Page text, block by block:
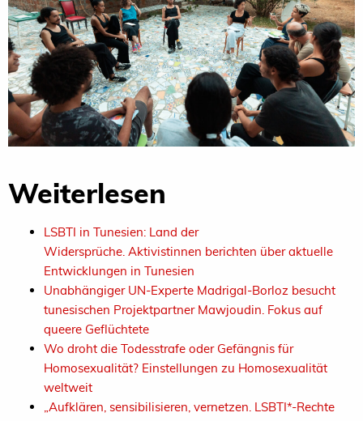
Weiterlesen
LSBTI in Tunesien: Land der
Widersprüche. Aktivistinnen berichten über aktuelle
Entwicklungen in Tunesien
Unabhängiger UN-Experte Madrigal-Borloz besucht
tunesischen Projektpartner Mawjoudin. Fokus auf
queere Geflüchtete
Wo droht die Todesstrafe oder Gefängnis für
Homosexualität? Einstellungen zu Homosexualität
weltweit
„Aufklären, sensibilisieren, vernetzen. LSBTI*-Rechte